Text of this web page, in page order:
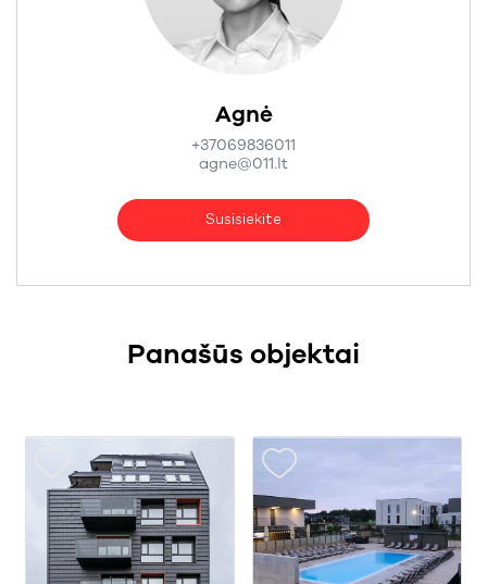
Agnė
+37069836011
agne@011.lt
Susisiekite
Panašūs objektai